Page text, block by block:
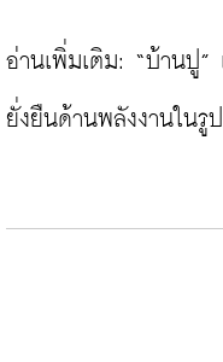
อ่านเพิ่มเติม: “บ้านปู”
ยั่งยืนด้านพลังงานในรู